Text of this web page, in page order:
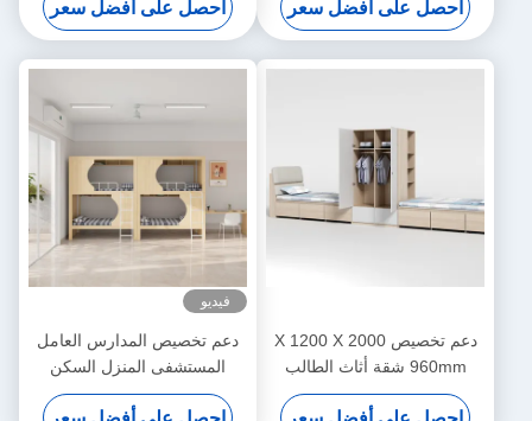
احصل على أفضل سعر احصل على أفضل سعر
دعم تخصيص 2000 X 1200 X
960mm شقة أثاث الطالب
سرير مستودع المدرسة مع
فيديو
دعم تخصيص المدارس العامل
المستشفى المنزل السكن
المعدني مستقر الطالب الخشبية